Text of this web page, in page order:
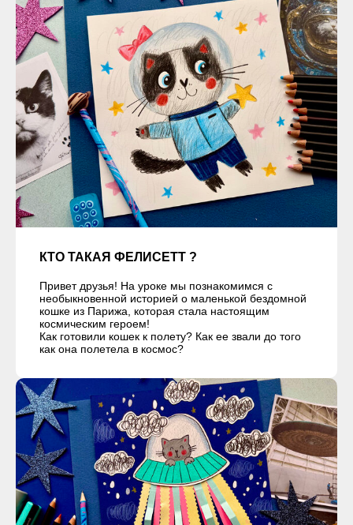
КТО ТАКАЯ ФЕЛИСЕТТ ?
Привет друзья! На уроке мы познакомимся с
необыкновенной историей о маленькой бездомной
кошке из Парижа, которая стала настоящим
космическим героем!
Как готовили кошек к полету? Как ее звали до того
как она полетела в космос?